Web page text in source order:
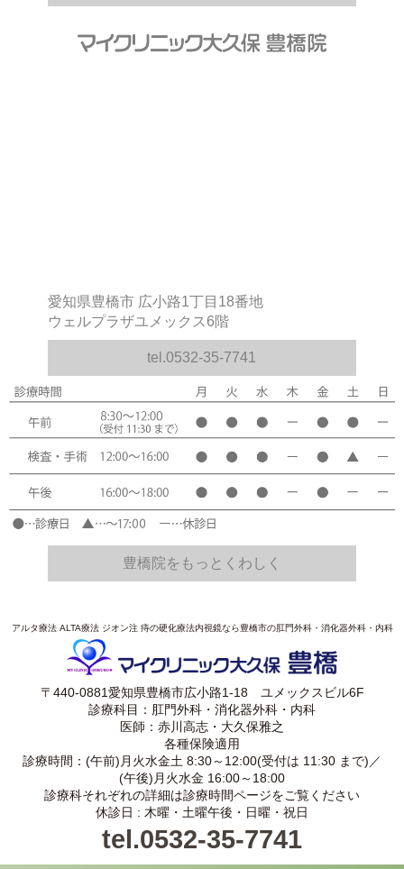
愛知県豊橋市 広小路1丁目18番地
ウェルプラザユメックス6階
tel.0532-35-7741
豊橋院をもっとくわしく
アルタ療法 ALTA療法 ジオン注 痔の硬化療法内視鏡なら豊橋市の肛門外科・消化器外科・内科
〒440-0881愛知県豊橋市広小路1-18 ユメックスビル6F
診療科目：肛門外科・消化器外科・内科
医師：赤川高志・大久保雅之
各種保険適用
診療時間：(午前)月火水金土 8:30～12:00(受付は 11:30 まで)／
(午後)月火水金 16:00～18:00
診療科それぞれの詳細は診療時間ページをご覧ください
休診日 : 木曜・土曜午後・日曜・祝日
tel.0532-35-7741